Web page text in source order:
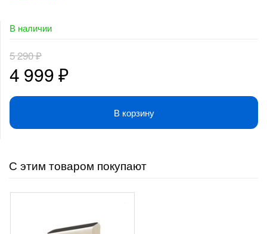
В наличии
5 290₽
Первоначальная
цена
составляла
5
290 ₽.
4 999₽Текущая
цена:
4
999 ₽.
В корзину
С этим товаром покупают